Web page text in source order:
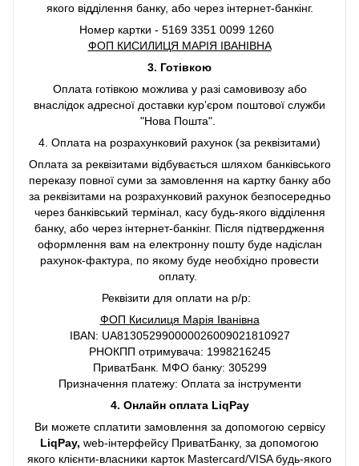
якого відділення банку, або через інтернет-банкінг.
Номер картки - 5169 3351 0099 1260
ФОП КИСИЛИЦЯ МАРІЯ ІВАНІВНА
3. Готівкою
Оплата готівкою можлива у разі самовивозу або
внаслідок адресної доставки курʼєром поштової служби
"Нова Пошта".
4. Оплата на розрахунковий рахунок (за реквізитами)
Оплата за реквізитами відбувається шляхом банківського
переказу повної суми за замовлення на картку банку або
за реквізитами на розрахунковий рахунок безпосередньо
через банківський термінал, касу будь-якого відділення
банку, або через інтернет-банкінг. Після підтвердження
оформлення вам на електронну пошту буде надіслан
рахунок-фактура, по якому буде необхідно провести
оплату.
Реквізити для оплати на р/р:
ФОП Кисилиця Марія Іванівна
IBAN: UA813052990000026009021810927
РНОКПП отримувача: 1998216245
ПриватБанк. МФО банку: 305299
Призначення платежу: Оплата за інструменти
4. Онлайн оплата LiqPay
Ви можете сплатити замовлення за допомогою сервісу
LiqPay, web-інтерфейсу ПриватБанку, за допомогою
якого клієнти-власники карток Mastercard/VISA будь-якого